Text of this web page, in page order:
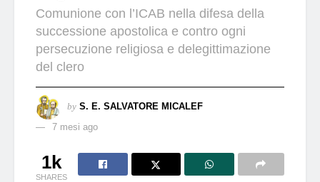
Comunione con l’ICAB nella difesa della
successione apostolica e contro ogni
persecuzione religiosa e delegittimazione
del clero
by S. E. SALVATORE MICALEF
7 mesi ago
1k
SHARES